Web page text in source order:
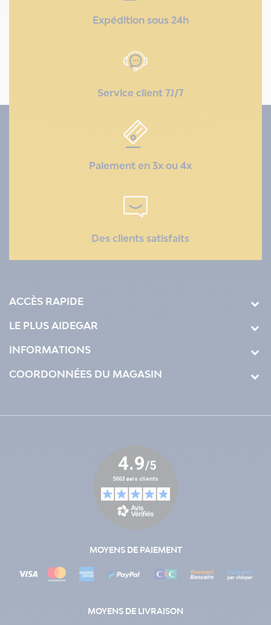
Expédition sous 24h
Service client 7J/7
Paiement en 3x ou 4x
Des clients satisfaits
ACCÈS RAPIDE
LE PLUS AIDEGAR
INFORMATIONS
COORDONNÉES DU MAGASIN
MOYENS DE PAIEMENT
MOYENS DE LIVRAISON